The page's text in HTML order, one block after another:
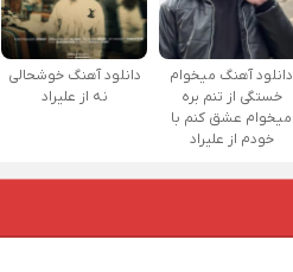
دانلود آهنگ میخوام
خستگی از تنم بره
میخوام عشق کنم با
خودم از علیراد
دانلود آهنگ خوشحالی
نه از علیراد